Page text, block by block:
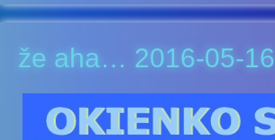
že aha… 2016-05-16